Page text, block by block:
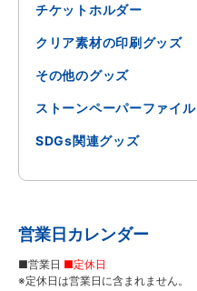
チケットホルダー
クリア素材の印刷グッズ
その他のグッズ
ストーンペーパーファイル
SDGs関連グッズ
営業日カレンダー
■営業日 ■定休日
※定休日は営業日に含まれません。